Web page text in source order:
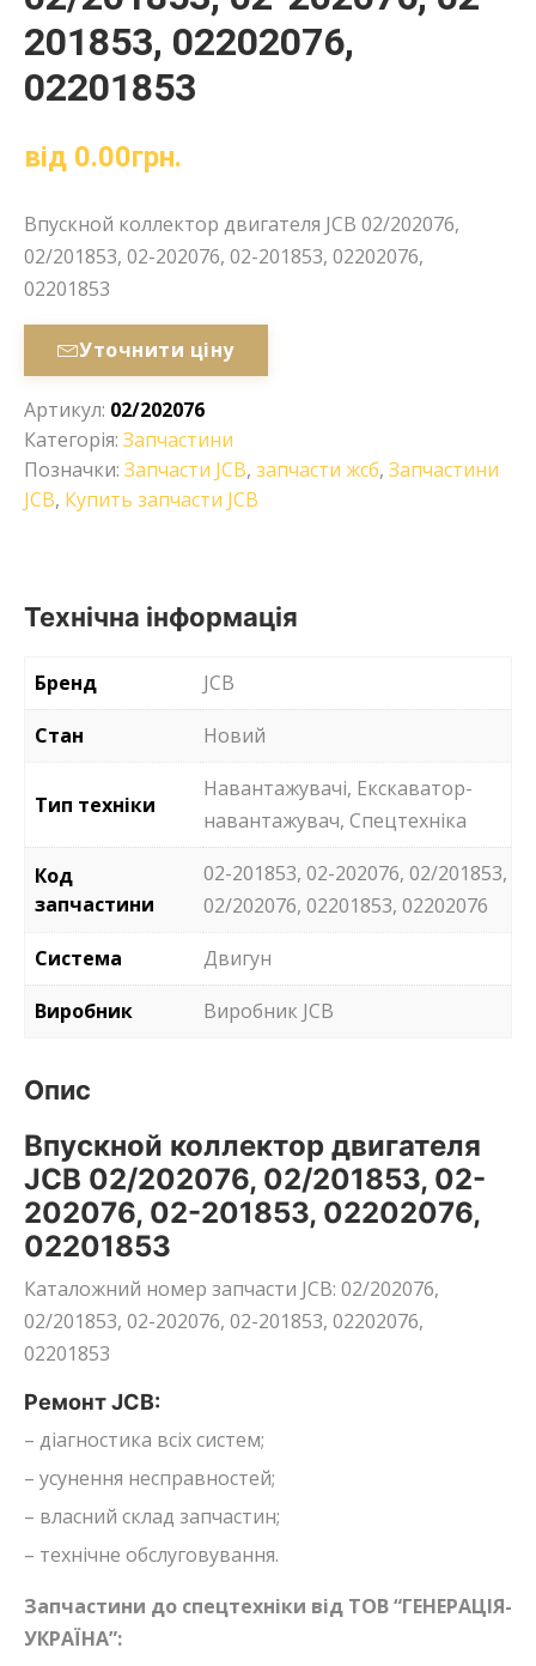
201853, 02202076,
02201853
від 0.00грн.
Впускной коллектор двигателя JCB 02/202076,
02/201853, 02-202076, 02-201853, 02202076,
02201853
Уточнити ціну
Артикул: 02/202076
Категорія: Запчастини
Позначки: Запчасти JCB, запчасти жсб, Запчастини
JCB, Купить запчасти JCB
Технічна інформація
Бренд
JCB
Стан
Новий
Тип техніки
Навантажувачі, Екскаватор-
навантажувач, Спецтехніка
Код
запчастини
02-201853, 02-202076, 02/201853,
02/202076, 02201853, 02202076
Система
Двигун
Виробник
Виробник JCB
Опис
Впускной коллектор двигателя
JCB 02/202076, 02/201853, 02-
202076, 02-201853, 02202076,
02201853
Каталожний номер запчасти JCB: 02/202076,
02/201853, 02-202076, 02-201853, 02202076,
02201853
Ремонт JCB:
– діагностика всіх систем;
– усунення несправностей;
– власний склад запчастин;
– технічне обслуговування.
Запчастини до спецтехніки від ТОВ “ГЕНЕРАЦІЯ-
УКРАЇНА”: